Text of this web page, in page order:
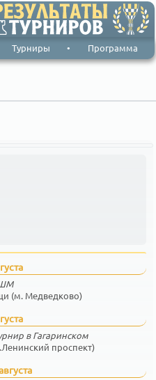
Турниры • Программа
(м. Медведково)
в Гагаринском
проспект)